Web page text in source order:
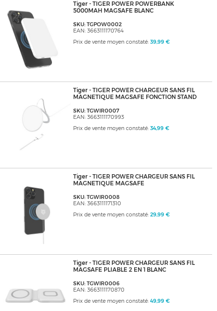
Tiger - TIGER POWER POWERBANK
5000MAH MAGSAFE BLANC
SKU: TGPOW0002
EAN: 3663111170764
Prix de vente moyen constaté: 39,99 €
Tiger - TIGER POWER CHARGEUR SANS FIL
MAGNETIQUE MAGSAFE FONCTION STAND
SKU: TGWIR0007
EAN: 3663111170993
Prix de vente moyen constaté: 34,99 €
Tiger - TIGER POWER CHARGEUR SANS FIL
MAGNETIQUE MAGSAFE
SKU: TGWIR0008
EAN: 3663111171310
Prix de vente moyen constaté: 29,99 €
Tiger - TIGER POWER CHARGEUR SANS FIL
MAGSAFE PLIABLE 2 EN 1 BLANC
SKU: TGWIR0006
EAN: 3663111170870
Prix de vente moyen constaté: 49,99 €